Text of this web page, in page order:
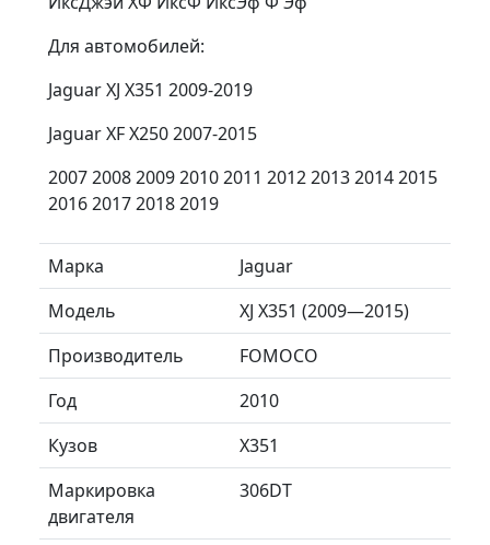
Для автомобилей:
Jaguar XJ X351 2009-2019
Jaguar XF X250 2007-2015
2007 2008 2009 2010 2011 2012 2013 2014 2015
2016 2017 2018 2019
Марка
Jaguar
Модель
XJ X351 (2009—2015)
Производитель
FOMOCO
Год
2010
Кузов
X351
Маркировка
двигателя
306DT